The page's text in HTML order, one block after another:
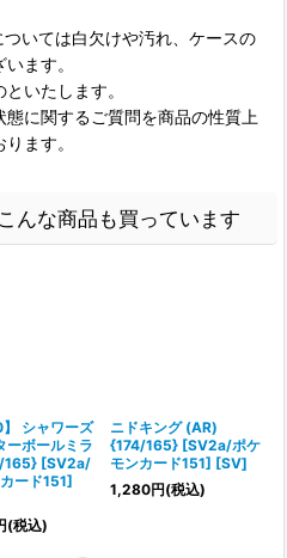
いては白欠けや汚れ、ケースの
ます。
いたします。
に関するご質問を商品の性質上
ます。
んな商品も買っています
】 シャワーズ
ーボールミラ
165} [SV2a/
ード151]
(税込)
ニドキング (AR)
{174/165} [SV2a/ポケ
モンカード151] [SV]
1,280円(税込)